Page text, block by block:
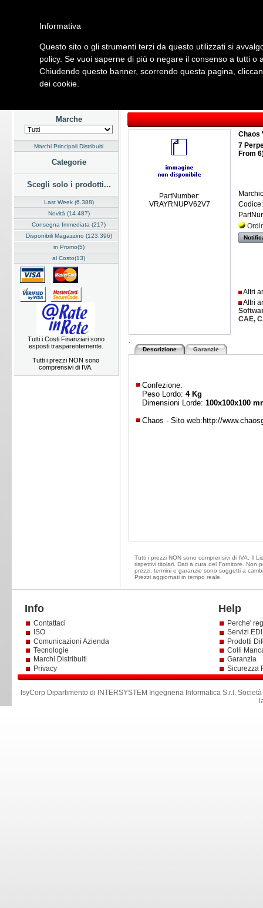
Home Listino Marchi Dati Cliente Servizi Company
Hardware Software Fotografia Telefonia Audio Video
Marche
Marchi Principali Distribuiti
Categorie
Scegli solo i prodotti...
Last Week (6.388)
Novità (14.487)
Consegna Immediata (217)
Disponibili Magazzino (123.396)
in Promo(5)
al Costo(13)
Tutti i Costi Finanziari sono
esposti trasparentemente.
Tutti i prezzi NON sono
comprensivi di IVA.
PartNumber:
VRAYRNUPV62V7
Chaos
7
From
Codice:
Altri
Altri
CAE,
Descrizione Garanzie
Confezione:
Peso Lordo: 4 Kg
Dimensioni Lorde: 100x100x100
Chaos - Sito web: http://
Tutti i prezzi NON sono comprensivi di IVA. Il
rispettivi titolari. Dati a cura del Fornitore. Non
prezzi, termini e garanzie sono soggetti a
Prezzi aggiornati in tempo reale.
Info Help
Contattaci
ISO
Comunicazioni Azienda
Tecnologie
Marchi Distribuiti
Privacy
Perche'
Servizi
Prodotti
Colli
Garanzia
Sicurezza
IsyCorp Dipartimento di INTERSYSTEM Ingegneria Informatica S.r.l .
Informativa
Questo sito o gli strumenti terzi da questo utilizzati si
policy. Se vuoi saperne di più o negare il consenso a tutti o
Chiudendo questo banner, scorrendo questa pagina,
dei cookie.